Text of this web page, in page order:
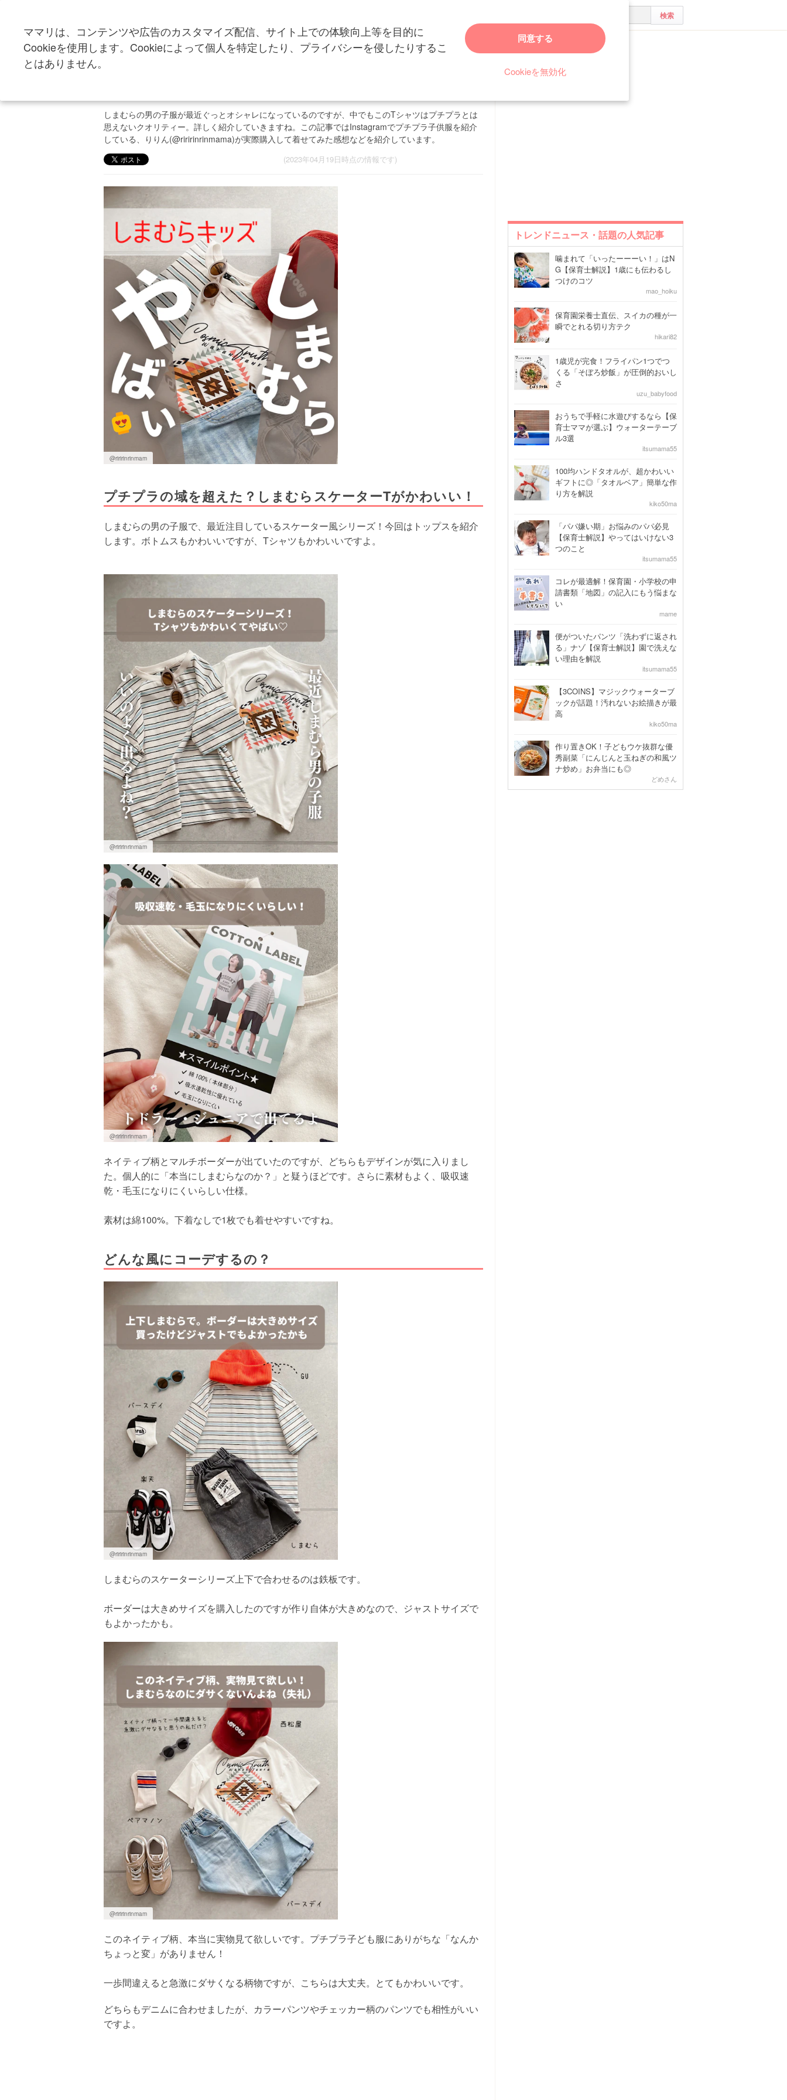
ママリは、コンテンツや広告のカスタマイズ配信、サイト上での体験向上等を目的に
Cookieを使用します。Cookieによって個人を特定したり、プライバシーを侵したりするこ
とはありません。
同意する
Cookieを無効化
トップ トレンド・イベント トレンドニュース・話題 税込759円安すぎ！【しまむら】スケーター風Tシャツが度肝を抜かれるかわいさ
しまむらの男の子服が最近ぐっとオシャレになっているのですが、中でもこのTシャツはプチプラとは
思えないクオリティー。詳しく紹介していきますね。この記事ではInstagramでプチプラ子供服を紹介
している、りりん(@riririnrinmama)が実際購入して着せてみた感想などを紹介しています。
(2023年04月19日時点の情報です)
@riririnrinmam
プチプラの域を超えた？しまむらスケーターTがかわいい！
しまむらの男の子服で、最近注目しているスケーター風シリーズ！今回はトップスを紹介
します。ボトムスもかわいいですが、Tシャツもかわいいですよ。
@riririnrinmam
@riririnrinmam
ネイティブ柄とマルチボーダーが出ていたのですが、どちらもデザインが気に入りまし
た。個人的に「本当にしまむらなのか？」と疑うほどです。さらに素材もよく、吸収速
乾・毛玉になりにくいらしい仕様。
素材は綿100%。下着なしで1枚でも着せやすいですね。
どんな風にコーデするの？
@riririnrinmam
しまむらのスケーターシリーズ上下で合わせるのは鉄板です。
ボーダーは大きめサイズを購入したのですが作り自体が大きめなので、ジャストサイズで
もよかったかも。
@riririnrinmam
このネイティブ柄、本当に実物見て欲しいです。プチプラ子ども服にありがちな「なんか
ちょっと変」がありません！
一歩間違えると急激にダサくなる柄物ですが、こちらは大丈夫。とてもかわいいです。
どちらもデニムに合わせましたが、カラーパンツやチェッカー柄のパンツでも相性がいい
ですよ。
トレンドニュース・話題の人気記事
噛まれて「いったーーーい！」はN
G【保育士解説】1歳にも伝わるし
つけのコツ
mao_hoiku
保育園栄養士直伝、スイカの種が一
瞬でとれる切り方テク
hikari82
1歳児が完食！フライパン1つでつ
くる「そぼろ炒飯」が圧倒的おいし
さ
uzu_babyfood
おうちで手軽に水遊びするなら【保
育士ママが選ぶ】ウォーターテーブ
ル3選
itsumama55
100均ハンドタオルが、超かわいい
ギフトに◎「タオルベア」簡単な作
り方を解説
kiko50ma
「パパ嫌い期」お悩みのパパ必見
【保育士解説】やってはいけない3
つのこと
itsumama55
コレが最適解！保育園・小学校の申
請書類「地図」の記入にもう悩まな
い
mame
便がついたパンツ「洗わずに返され
る」ナゾ【保育士解説】園で洗えな
い理由を解説
itsumama55
【3COINS】マジックウォーターブ
ックが話題！汚れないお絵描きが最
高
kiko50ma
作り置きOK！子どもウケ抜群な優
秀副菜「にんじんと玉ねぎの和風ツ
ナ炒め」お弁当にも◎
どめさん